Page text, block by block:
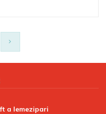
a lemezipari